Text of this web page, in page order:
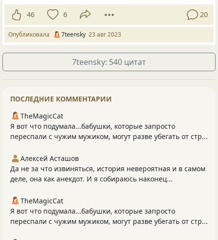
46 6 20
Опубликовала 7teensky 23 авг 2023
7teensky: 540 цитат
ПОСЛЕДНИЕ КОММЕНТАРИИ
TheMagicCat
Я вот что подумала...бабушки, которые запросто
переспали с чужим мужиком, могут разве убегать от стр...
Алексей Асташов
Да не за что извиняться, история невероятная и в самом
деле, она как анекдот. И я собираюсь наконец...
TheMagicCat
Я вот что подумала...бабушки, которые запросто
переспали с чужим мужиком, могут разве убегать от стр...